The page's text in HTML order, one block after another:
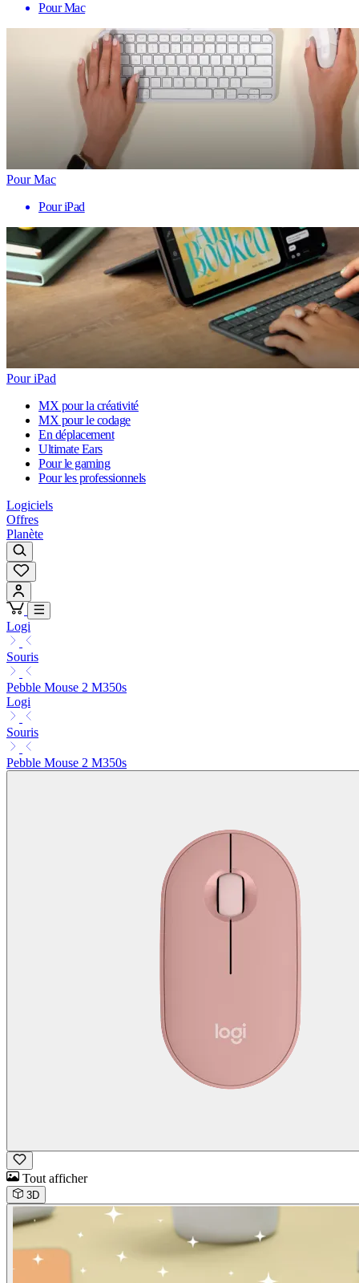
Pour Mac
Pour Mac
Pour iPad
Pour iPad
MX pour la créativité
MX pour le codage
En déplacement
Ultimate Ears
Pour le gaming
Pour les professionnels
Logiciels
Offres
Planète
Logi
Souris
Pebble Mouse 2 M350s
Logi
Souris
Pebble Mouse 2 M350s
Tout afficher
3D